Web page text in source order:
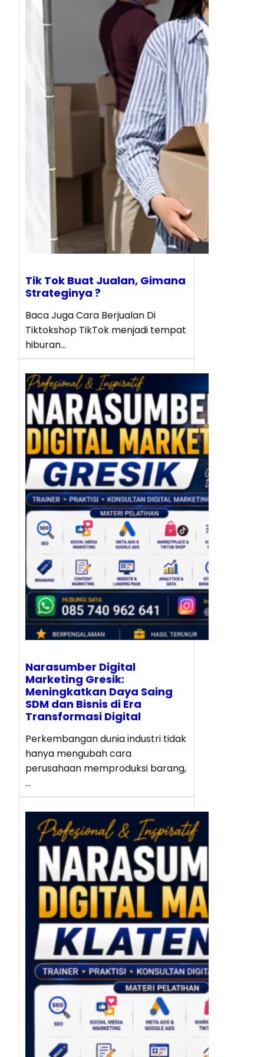
Tik Tok Buat Jualan, Gimana
Strateginya ?
Baca Juga Cara Berjualan Di
Tiktokshop TikTok menjadi tempat
hiburan…
Narasumber Digital
Marketing Gresik:
Meningkatkan Daya Saing
SDM dan Bisnis di Era
Transformasi Digital
Perkembangan dunia industri tidak
hanya mengubah cara
perusahaan memproduksi barang,
…